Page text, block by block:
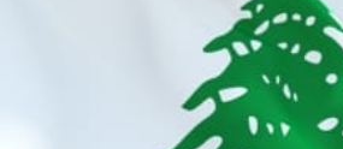
فن
رياضة